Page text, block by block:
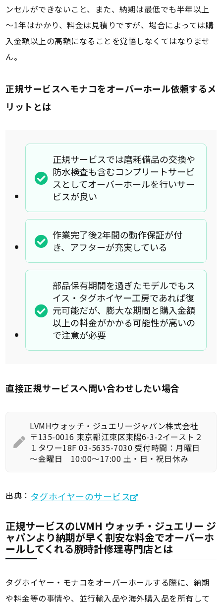
ンセルができないこと、また、納期は最低でも半年以上
～1年はかかり、料金は見積りですが、場合によっては購
入金額以上の高額になることを覚悟しなくてはなりませ
ん。
正規サービスへモナコをオーバーホール依頼するメ
リットとは
正規サービスでは磨耗備品の交換や
防水検査も含むコンプリートサービ
スとしてオーバーホールを行いサー
ビスが良い
作業完了後2年間の動作保証が付
き、アフターが充実している
部品保有期間を過ぎたモデルでもス
イス・タグホイヤー工房であれば復
元可能だが、膨大な期間と購入金額
以上の料金がかかる可能性が高いの
で注意が必要
直接正規サービスへ問い合わせしたい場合
LVMHウォッチ・ジュエリージャパン株式会社
〒135-0016 東京都江東区東陽6-3-2イースト２
１タワー18F03-5635-7030 受付時間：月曜日
～金曜日 10:00～17:00 土・日・祝日休み
出典： タグホイヤーのサービス
正規サービスのLVMH ウォッチ・ジュエリー ジ
ャパンより納期が早く割安な料金でオーバーホ
ールしてくれる腕時計修理専門店とは
タグホイヤー・モナコをオーバーホールする際に、納期
や料金等の事情や、並行輸入品や海外購入品を所有して